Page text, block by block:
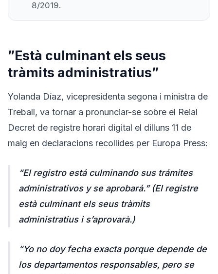
8/2019.
”Està culminant els seus
tràmits administratius”
Yolanda Díaz, vicepresidenta segona i ministra de
Treball, va tornar a pronunciar-se sobre el Reial
Decret de registre horari digital el dilluns 11 de
maig en declaracions recollides per Europa Press:
“El registro está culminando sus trámites
administrativos y se aprobará.” (El registre
està culminant els seus tràmits
administratius i s’aprovarà.)
“Yo no doy fecha exacta porque depende de
los departamentos responsables, pero se